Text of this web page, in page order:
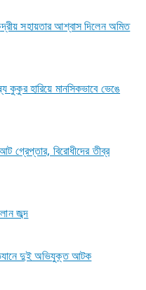
সহায়তার আশ্বাস দিলেন অমিত
হারিয়ে মানসিকভাবে ভেঙে
গ্রেপ্তার, বিরোধীদের তীব্র
জব্দ
দুই অভিযুক্ত আটক